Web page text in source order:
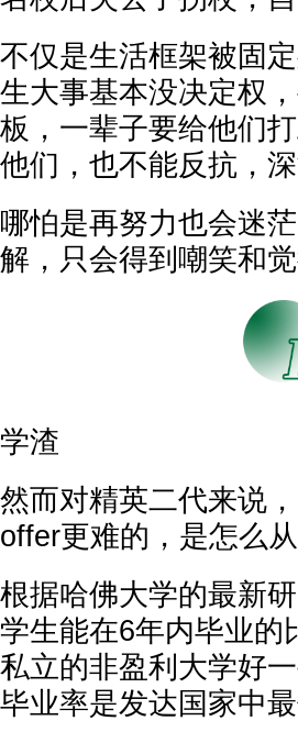
不仅是生活框架被固
生大事基本没决定权
板，一辈子要给他们
他们，也不能反抗，深
哪怕是再努力也会迷
解，只会得到嘲笑和
学渣
然而对精英二代来说
offer更难的，是怎么
根据哈佛大学的最新
学生能在6年内毕业的
私立的非盈利大学好
毕业率是发达国家中最